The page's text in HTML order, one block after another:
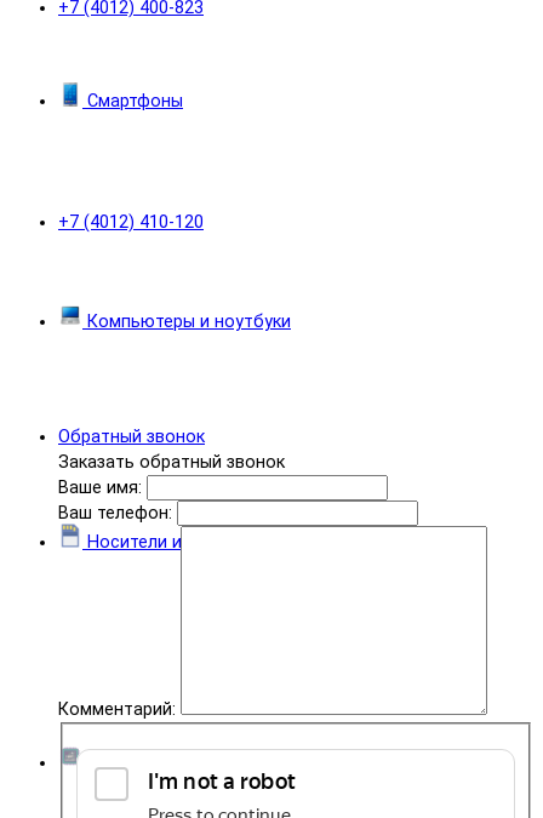
+7 (4012) 400-823
+7 (4012) 410-120
Обратный звонок
Заказать обратный звонок
Ваше имя:
Ваш телефон:
Комментарий:
Смартфоны
Компьютеры и ноутбуки
Носители информации
Комплектующие